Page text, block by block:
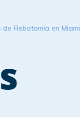
Flebotomía en Miami